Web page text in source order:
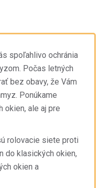
spoľahlivo ochránia
Počas letných
bez obavy, že Vám
Ponúkame
okien, ale aj pre
rolovacie siete proti
do klasických okien,
okien a